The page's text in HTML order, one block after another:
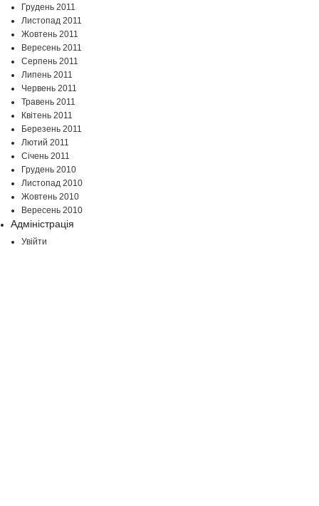
Грудень 2011
Листопад 2011
Жовтень 2011
Вересень 2011
Серпень 2011
Липень 2011
Червень 2011
Травень 2011
Квітень 2011
Березень 2011
Лютий 2011
Січень 2011
Грудень 2010
Листопад 2010
Жовтень 2010
Вересень 2010
Адміністрація
Увійти